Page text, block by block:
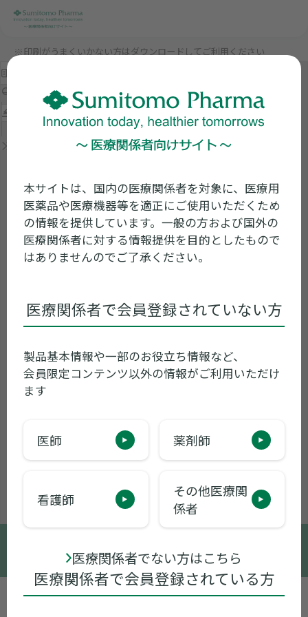
本サイトは、国内の医療関係者を対象に、医療用
医薬品や医療機器等を適正にご使用いただくため
の情報を提供しています。一般の方および国外の
医療関係者に対する情報提供を目的としたもので
はありませんのでご了承ください。
医療関係者で会員登録されていない方
製品基本情報や一部のお役立ち情報など、
会員限定コンテンツ以外の情報がご利用いただけ
ます
医師 薬剤師
看護師
その他医療関
係者
医療関係者でない方はこちら
医療関係者で会員登録されている方
※印刷がうまくいかない方はダウンロードしてご利用ください
© 2005-2026 Sumitomo Pharma Co., Ltd.